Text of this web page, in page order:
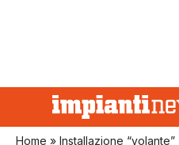
Home » Installazione “volante”